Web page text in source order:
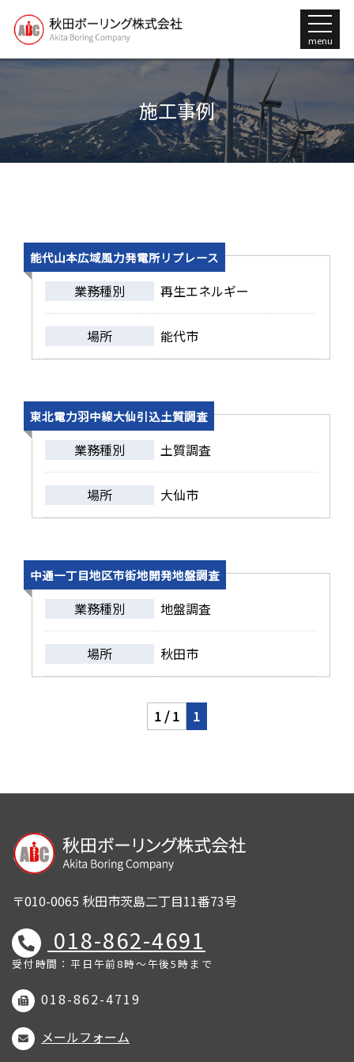
menu
施工事例
能代山本広域風力発電所リプレース
業務種別 再生エネルギー
場所 能代市
東北電力羽中線大仙引込土質調査
業務種別 土質調査
場所 大仙市
中通一丁目地区市街地開発地盤調査
業務種別 地盤調査
場所 秋田市
1 / 1 1
〒010-0065 秋田市茨島二丁目11番73号
018-862-4691
受付時間：平日午前8時～午後5時まで
018-862-4719
メールフォーム